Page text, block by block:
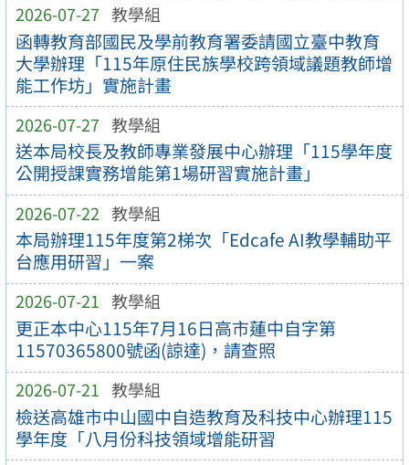
2026-07-27 教學組
函轉教育部國民及學前教育署委請國立臺中教育
大學辦理「115年原住民族學校跨領域議題教師增
能工作坊」實施計畫
2026-07-27 教學組
送本局校長及教師專業發展中心辦理「115學年度
公開授課實務增能第1場研習實施計畫」
2026-07-22 教學組
本局辦理115年度第2梯次「Edcafe AI教學輔助平
台應用研習」一案
2026-07-21 教學組
更正本中心115年7月16日高市蓮中自字第
11570365800號函(諒達)，請查照
2026-07-21 教學組
檢送高雄市中山國中自造教育及科技中心辦理115
學年度「八月份科技領域增能研習